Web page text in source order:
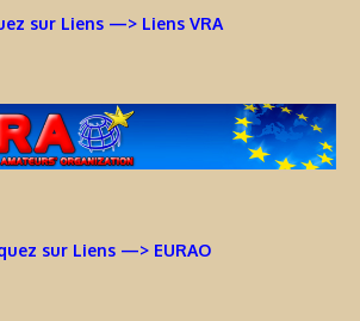
sur Liens —> Liens VRA
sur Liens —> EURAO